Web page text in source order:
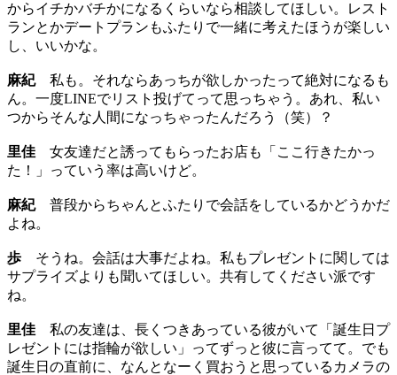
からイチかバチかになるくらいなら相談してほしい。レスト
ランとかデートプランもふたりで一緒に考えたほうが楽しい
し、いいかな。
麻紀 私も。それならあっちが欲しかったって絶対になるも
ん。一度LINEでリスト投げてって思っちゃう。あれ、私い
つからそんな人間になっちゃったんだろう（笑）？
里佳 女友達だと誘ってもらったお店も「ここ行きたかっ
た！」っていう率は高いけど。
麻紀 普段からちゃんとふたりで会話をしているかどうかだ
よね。
歩 そうね。会話は大事だよね。私もプレゼントに関しては
サプライズよりも聞いてほしい。共有してください派です
ね。
里佳 私の友達は、長くつきあっている彼がいて「誕生日プ
レゼントには指輪が欲しい」ってずっと彼に言ってて。でも
誕生日の直前に、なんとなーく買おうと思っているカメラの